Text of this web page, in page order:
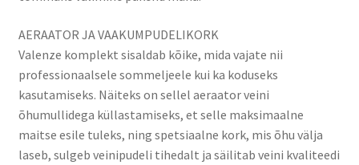
AERAATOR JA VAAKUMPUDELIKORK
Valenze komplekt sisaldab kõike, mida vajate nii
professionaalsele sommeljeele kui ka koduseks
kasutamiseks. Näiteks on sellel aeraator veini
õhumullidega küllastamiseks, et selle maksimaalne
maitse esile tuleks, ning spetsiaalne kork, mis õhu välja
laseb, sulgeb veinipudeli tihedalt ja säilitab veini kvaliteedi